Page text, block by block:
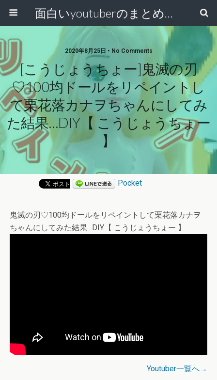
面白いyoutuberのまとめ動画
2020年8月25日 • No Comments
[こうじょうちょー]鬼滅の刃
♡100均ドールをリペイントし
て栗花落カナヲちゃんにしてみ
た結果…DIY【 こうじょうちょー
】
Pocket
鬼滅の刃♡100均ドールをリペイントして栗花落カナヲ
ちゃんにしてみた結果…DIY【 こうじょうちょー 】
Youtuber一覧へ→